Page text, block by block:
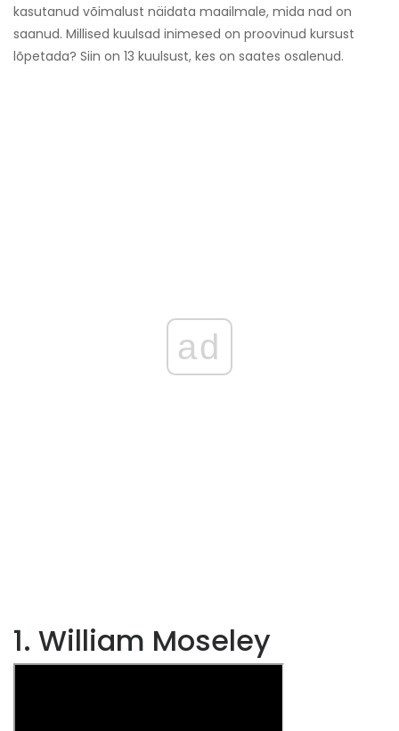
kasutanud võimalust näidata maailmale, mida nad on
saanud. Millised kuulsad inimesed on proovinud kursust
lõpetada? Siin on 13 kuulsust, kes on saates osalenud.
ad
1. William Moseley